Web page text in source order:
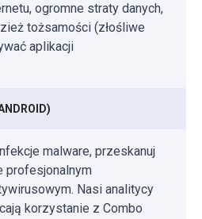
ogromne straty danych,
tożsamości (złośliwe
aplikacji
malware, przeskanuj
profesjonalnym
Nasi analitycy
korzystanie z Combo